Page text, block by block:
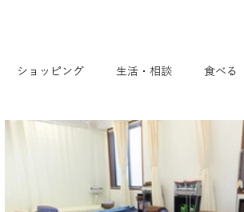
ショッピング 生活・相談 食べる